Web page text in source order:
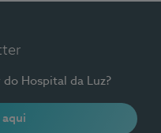
Hospital da Luz?
aqui